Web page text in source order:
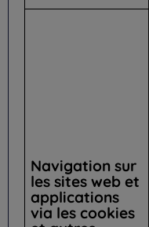
Navigation sur
les sites web et
applications
via les cookies